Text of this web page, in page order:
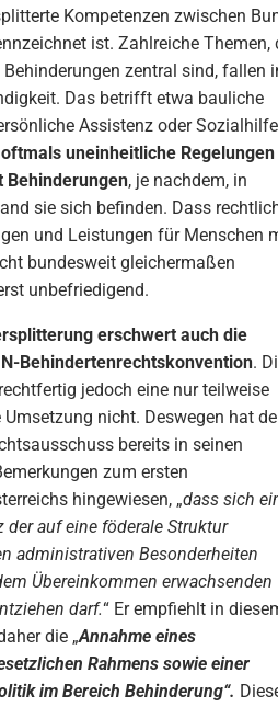
Kompetenzen zwischen
ist. Zahlreiche Themen,
zentral sind, fallen
Das betrifft etwa bauliche
Assistenz oder
oftmals uneinheitliche Regelungen
Behinderungen, je nachdem, in
sie sich befinden. Dass
und Leistungen für Menschen
bundesweit gleichermaßen
unbefriedigend.
erschwert auch die
Behindertenrechtskonvention.
jedoch eine nur teilweise
nicht. Deswegen hat
bereits in seinen
zum ersten
hingewiesen, „dass sich
der auf eine föderale Struktur
administrativen Besonderheiten
Übereinkommen erwachsenden
darf.“ Er empfiehlt in
die „Annahme eines
Rahmens sowie einer
im Bereich Behinderung“.